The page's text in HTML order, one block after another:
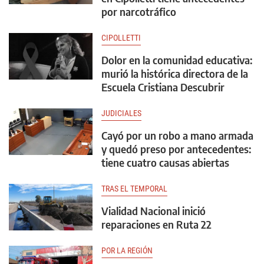
por narcotráfico
CIPOLLETTI
Dolor en la comunidad educativa:
murió la histórica directora de la
Escuela Cristiana Descubrir
JUDICIALES
Cayó por un robo a mano armada
y quedó preso por antecedentes:
tiene cuatro causas abiertas
TRAS EL TEMPORAL
Vialidad Nacional inició
reparaciones en Ruta 22
POR LA REGIÓN